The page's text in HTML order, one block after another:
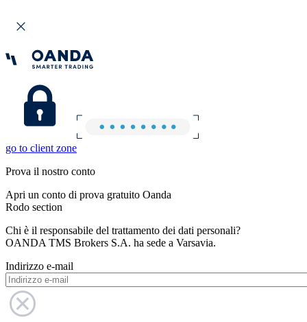
go to client zone
Prova il nostro conto
Apri un conto di prova gratuito Oanda
Rodo section
Chi è il responsabile del trattamento dei dati personali?
OANDA TMS Brokers S.A. ha sede a Varsavia.
Indirizzo e-mail